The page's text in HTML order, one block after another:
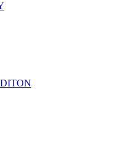
DITON